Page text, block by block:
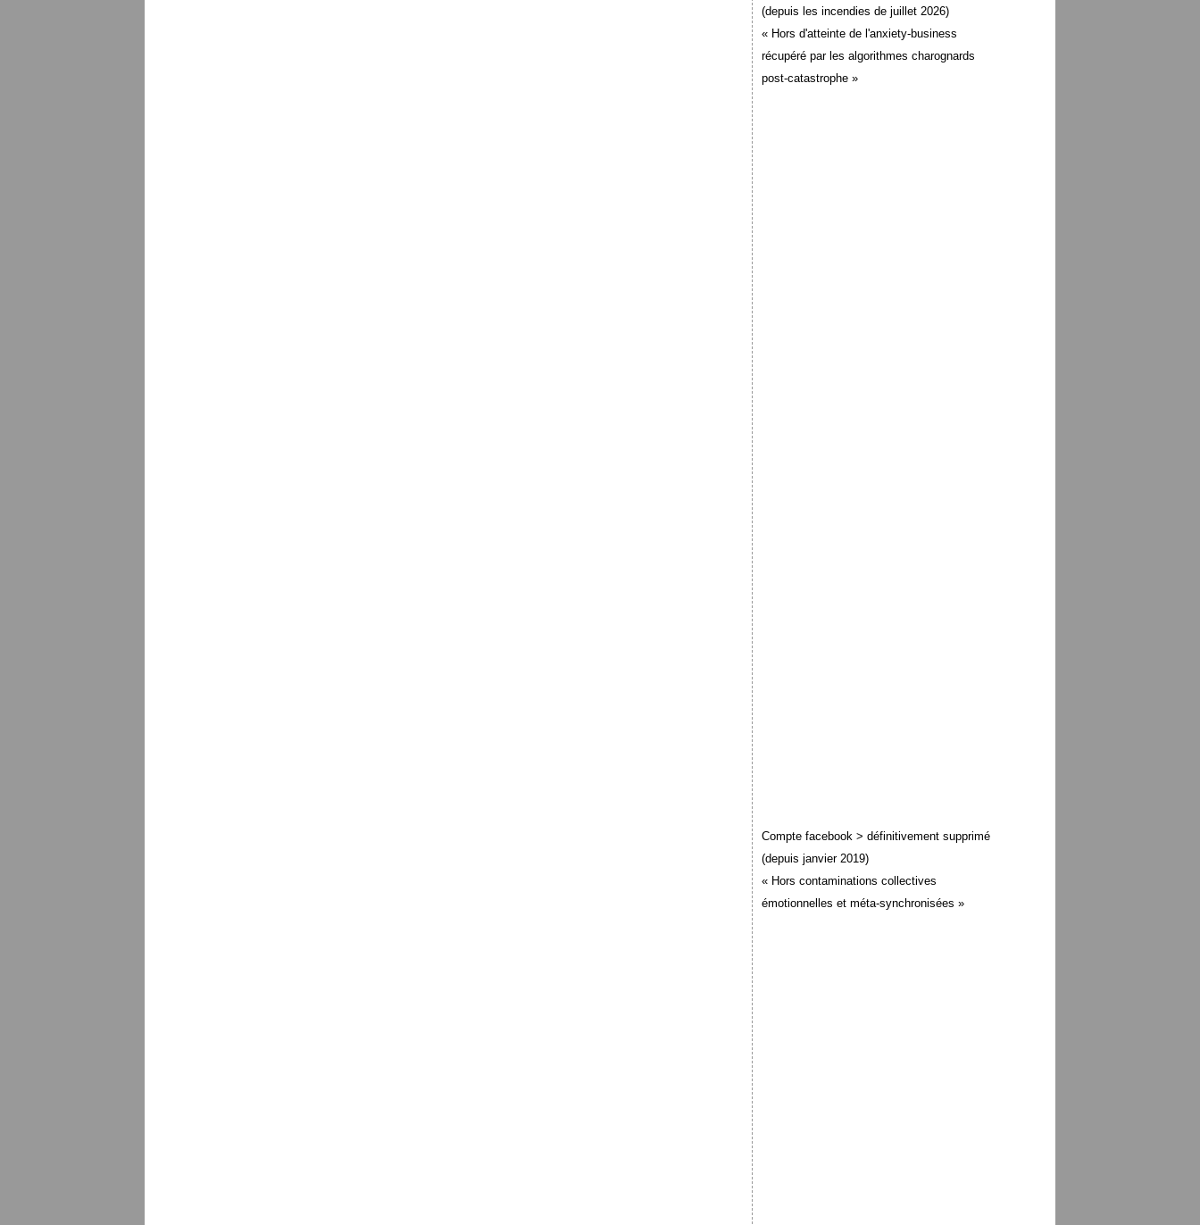
(depuis les incendies de juillet 2026)
« Hors d'atteinte de l'anxiety-business
récupéré par les algorithmes charognards
post-catastrophe »
Compte facebook > définitivement supprimé
(depuis janvier 2019)
« Hors contaminations collectives
émotionnelles et méta-synchronisées »